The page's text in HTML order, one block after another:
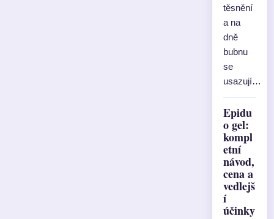
těsnění
a na
dně
bubnu
se
usazují…
Epidu
o gel:
kompl
etní
návod,
cena a
vedlejš
í
účinky